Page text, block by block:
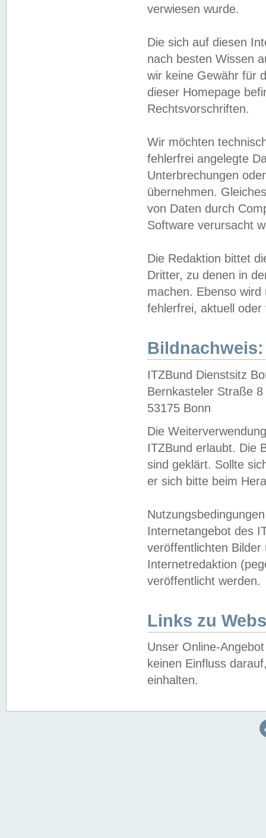
verwiesen wurde.
Die sich auf diesen
nach besten Wissen
wir keine Gewähr für
dieser Homepage
Rechtsvorschriften.
Wir möchten
fehlerfrei angelegte
Unterbrechungen
übernehmen.
von Daten durch
Software verursacht
Die Redaktion bittet
Dritter, zu denen in
machen. Ebenso
fehlerfrei, aktuell oder
Bildnachweis:
ITZBund Dienstsitz
Bernkasteler Straße 8
53175 Bonn
Die
ITZBund erlaubt. Die
sind geklärt. Sollte
er sich bitte beim
Internetangebot des
veröffentlichten
Internetredaktion
veröffentlicht werden.
Links zu
Unser Online-
keinen Einfluss
einhalten.